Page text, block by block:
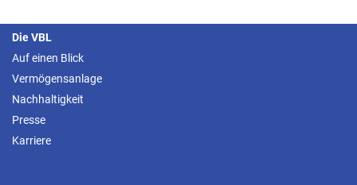
Die VBL
Auf einen Blick
Vermögensanlage
Nachhaltigkeit
Presse
Karriere